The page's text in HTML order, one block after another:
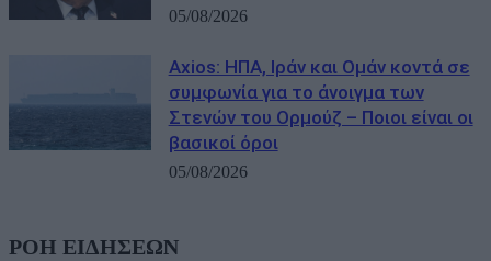
05/08/2026
Axios: ΗΠΑ, Ιράν και Ομάν κοντά σε
συμφωνία για το άνοιγμα των
Στενών του Ορμούζ – Ποιοι είναι οι
βασικοί όροι
05/08/2026
ΡΟΗ ΕΙΔΗΣΕΩΝ